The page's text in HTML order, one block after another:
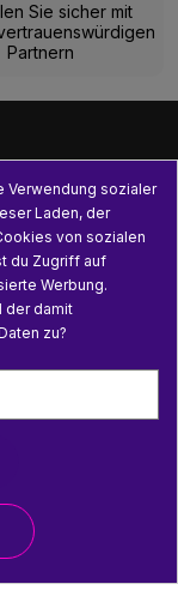
Sie sicher mit
Partnern


Verwendung sozialer
Laden, der
von sozialen
du Zugriff auf
Werbung.
der damit
zu?